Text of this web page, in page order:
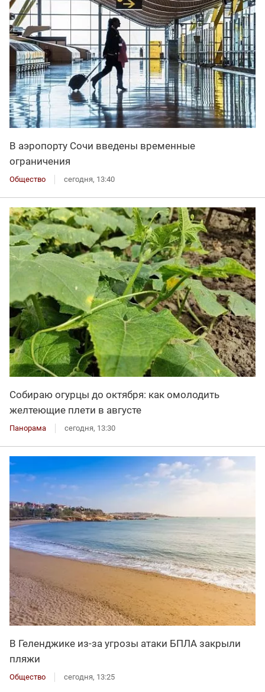
В аэропорту Сочи введены временные
ограничения
Общество сегодня, 13:40
Собираю огурцы до октября: как омолодить
желтеющие плети в августе
Панорама сегодня, 13:30
В Геленджике из-за угрозы атаки БПЛА закрыли
пляжи
Общество сегодня, 13:25